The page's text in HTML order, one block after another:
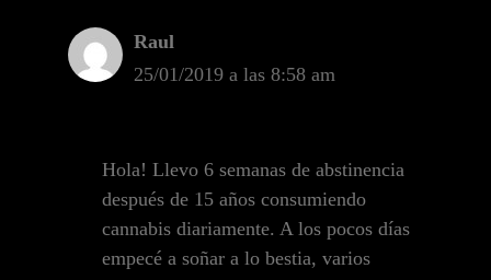
Raul
25/01/2019 a las 8:58 am
Hola! Llevo 6 semanas de abstinencia
después de 15 años consumiendo
cannabis diariamente. A los pocos días
empecé a soñar a lo bestia, varios